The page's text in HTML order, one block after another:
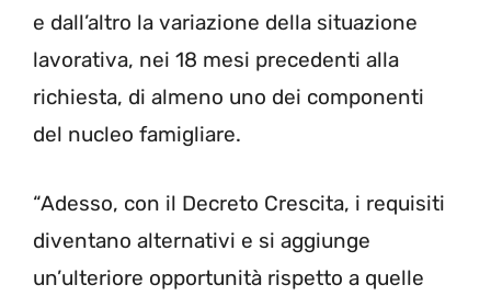
e dall’altro la variazione della situazione
lavorativa, nei 18 mesi precedenti alla
richiesta, di almeno uno dei componenti
del nucleo famigliare.
“Adesso, con il Decreto Crescita, i requisiti
diventano alternativi e si aggiunge
un’ulteriore opportunità rispetto a quelle